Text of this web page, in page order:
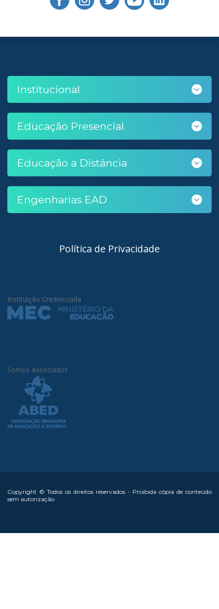
Institucional
Educação Presencial
Educação a Distância
Engenharias EAD
Política de Privacidade
Instituição Credenciada
Somos Associados
Copyright © Todos os direitos reservados - Proibida cópia de conteúdo
sem autorização